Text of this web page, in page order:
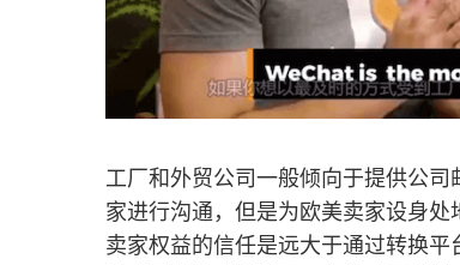
工厂和外贸公司一般倾向于提供公
家进行沟通，但是为欧美卖家设身
卖家权益的信任是远大于通过转换